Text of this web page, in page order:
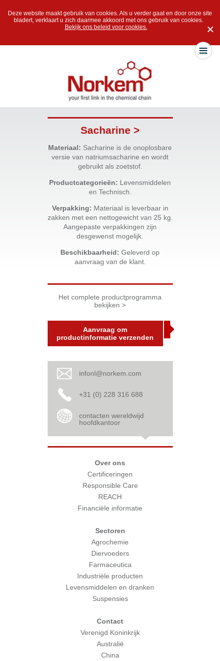
Deze website maakt gebruik van cookies. Als u verder gaat en door onze site
bladert, verklaart u zich daarmee akkoord met ons gebruik van cookies.
Bekijk ons beleid voor cookies.
✕
Sacharine >
Materiaal: Sacharine is de onoplosbare
versie van natriumsacharine en wordt
gebruikt als zoetstof.
Productcategorieën: Levensmiddelen
en Technisch.
Verpakking: Materiaal is leverbaar in
zakken met een nettogewicht van 25 kg.
Aangepaste verpakkingen zijn
desgewenst mogelijk.
Beschikbaarheid: Geleverd op
aanvraag van de klant.
Het complete productprogramma
bekijken >
Aanvraag om
productinformatie verzenden
infonl@norkem.com
+31 (0) 228 316 688
contacten wereldwijd
hoofdkantoor
Over ons
Certificeringen
Responsible Care
REACH
Financiële informatie
Sectoren
Agrochemie
Diervoeders
Farmaceutica
Industriële producten
Levensmiddelen en dranken
Suspensies
Contact
Verenigd Koninkrijk
Australië
China